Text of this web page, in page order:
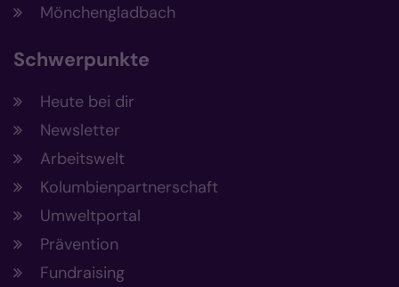
Mönchengladbach
Schwerpunkte
Heute bei dir
Newsletter
Arbeitswelt
Kolumbienpartnerschaft
Umweltportal
Prävention
Fundraising